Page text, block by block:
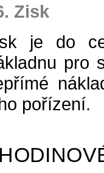
Zisk
je do
pro
pořízení.